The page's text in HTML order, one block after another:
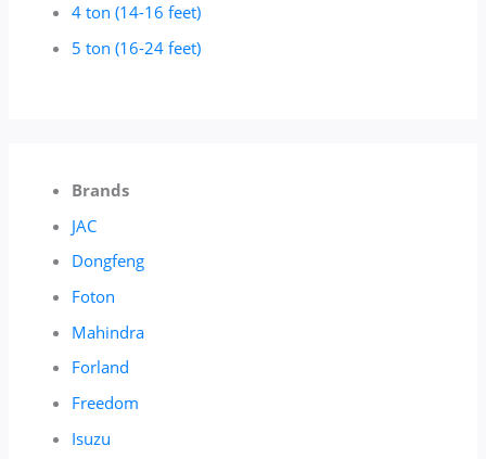
4 ton (14-16 feet)
5 ton (16-24 feet)
Brands
JAC
Dongfeng
Foton
Mahindra
Forland
Freedom
Isuzu